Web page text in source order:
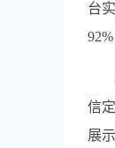
台
信
展